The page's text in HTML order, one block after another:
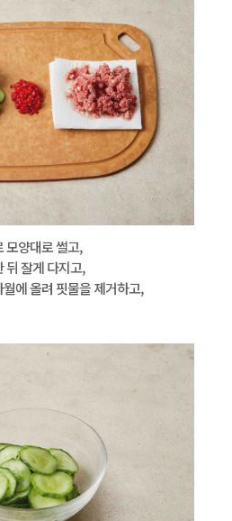
모양대로 썰고,
뒤 잘게 다지고,
에 올려 핏물을 제거하고,